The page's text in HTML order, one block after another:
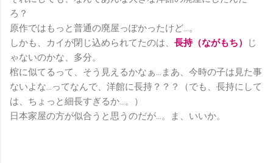
ろ？
原作ではもっと普通の廃屋っぽかったけど…。
しかも、カイが閉じ込められてたのは、 長持（ながもち）
じ
ゃないのかな、多分。
棺に似てるって、そう見えるかなぁ…まあ、今時の子は見た事
ないよな…ってなんで、洋館に長持？？？（でも、長持にして
は、ちょっと細長すぎるか…。）
日本家屋の方が似合うと思うのだが…。ま、いいか。